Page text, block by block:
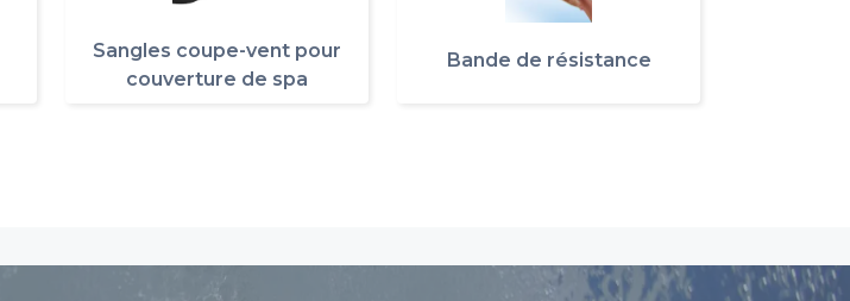
Sangles coupe-vent pour
couverture de spa
Bande de résistance